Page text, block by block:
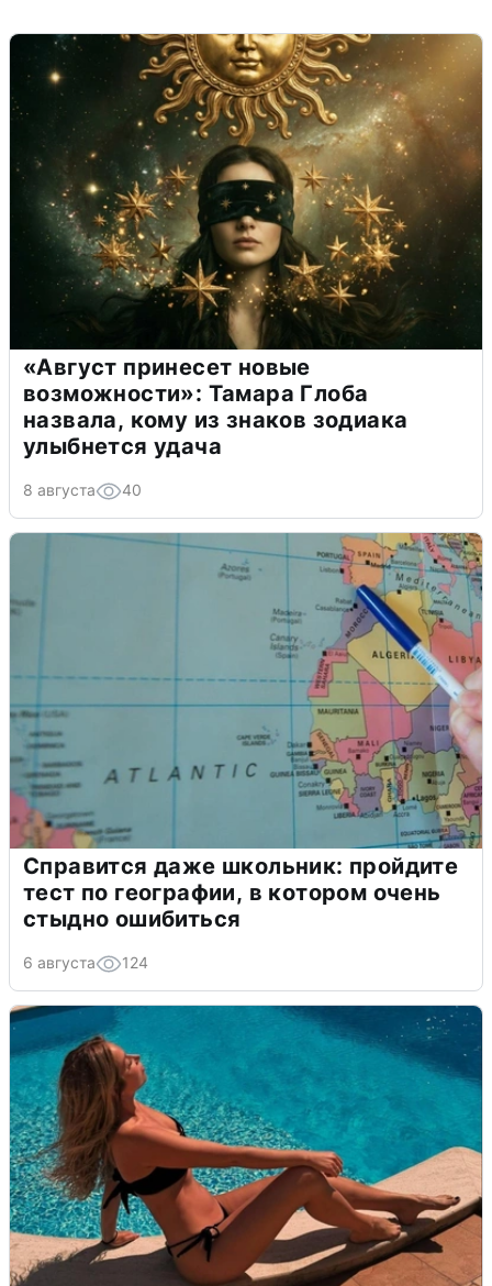
«Август принесет новые
возможности»: Тамара Глоба
назвала, кому из знаков зодиака
улыбнется удача
8 августа 40
Справится даже школьник: пройдите
тест по географии, в котором очень
стыдно ошибиться
6 августа 124